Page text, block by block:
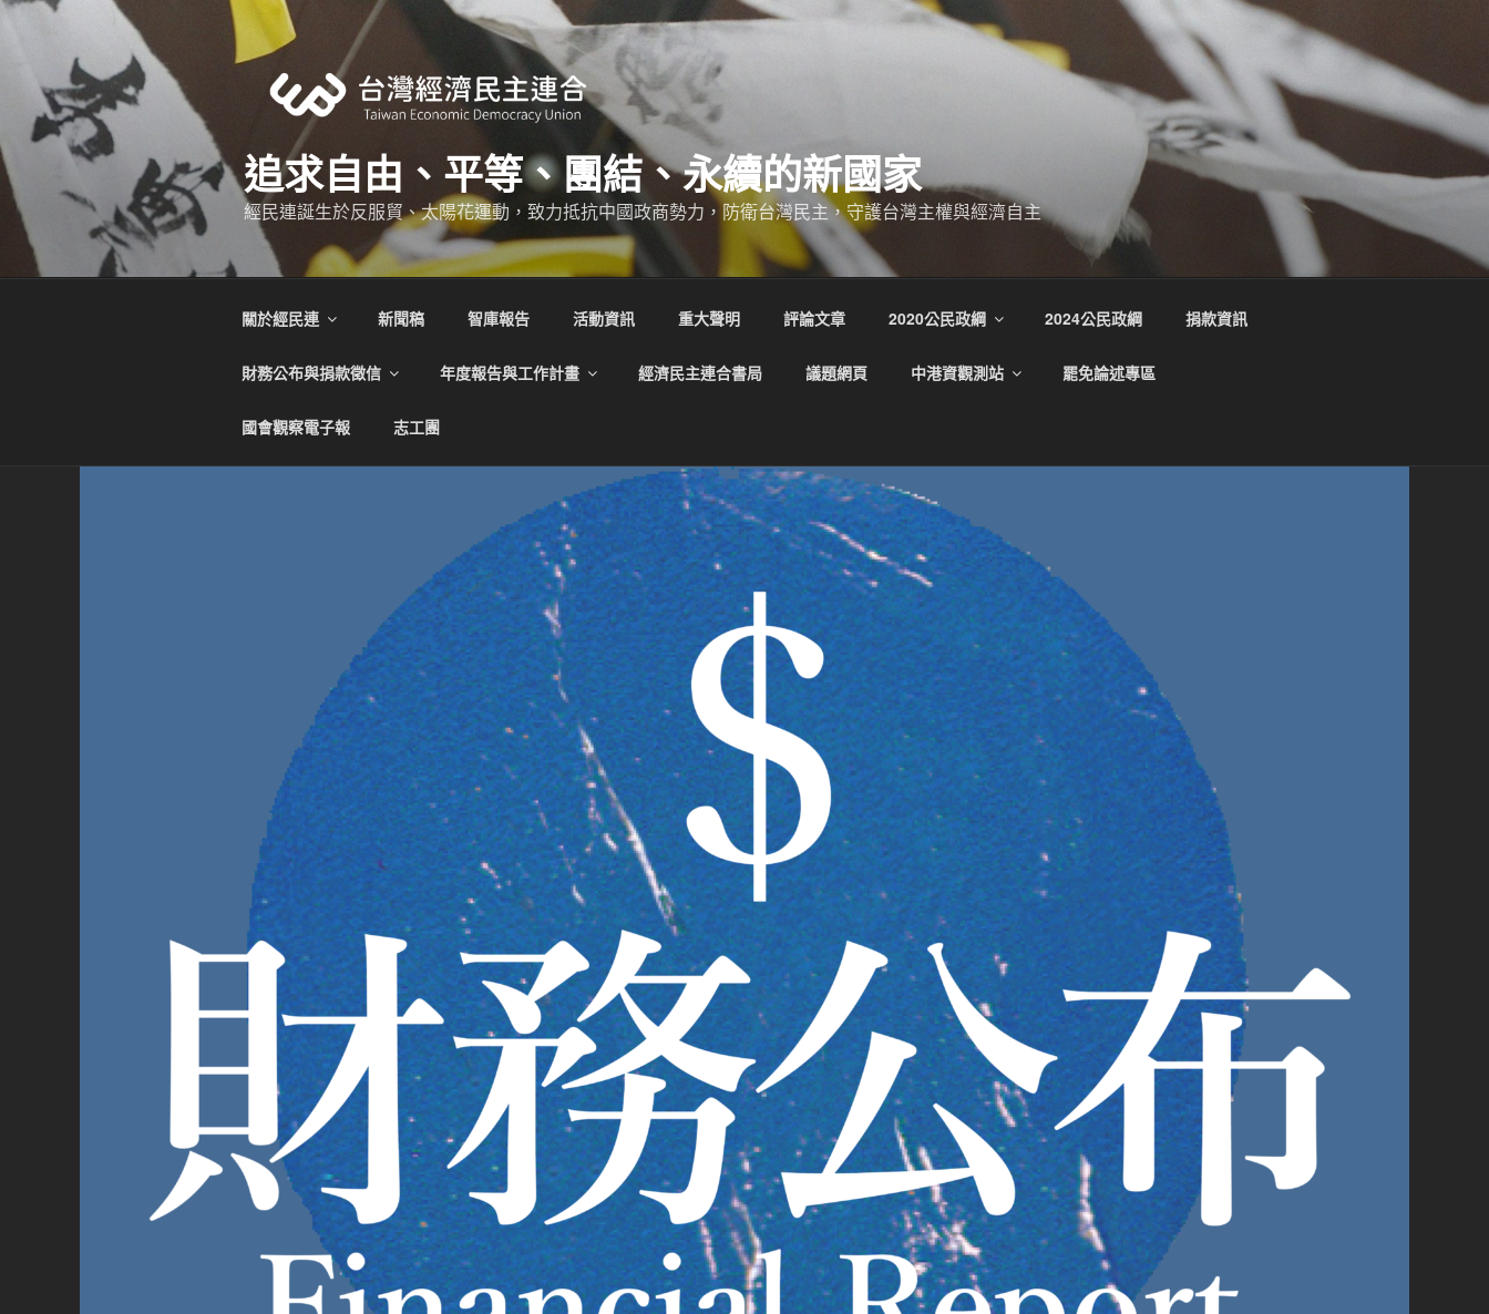
跳
容
追求自由、平等、團結、永續的新國家
經民連誕生於反服貿、太陽花運動，致力抵抗中國政商勢力，防衛台灣民主，守護台灣主權與經濟自主
關於經民連 新聞稿 智庫報告 活動資訊 重大聲明 評論文章 2020公民政綱 2024公民政綱 捐款資訊
財務公布與捐款徵信 年度報告與工作計畫 經濟民主連合書局 議題網頁 中港資觀測站 罷免論述專區
國會觀察電子報 志工團